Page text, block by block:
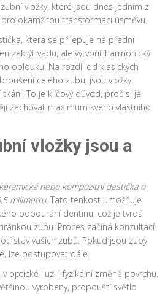
zubní vložky, které jsou dnes jedním z
okamžitou transformaci úsměvu.
která se přilepuje na přední
zakrýt vadu, ale vytvořit harmonický
oblouku. Na rozdíl od klasických
celého zubu, jsou vložky
To je klíčový důvod, proč si je
zachovat maximum svého vlastního
vložky jsou a
nebo kompozitní destička o
milimetru. Tato tenkost umožňuje
odbourání dentinu, což je tvrdá
zubu. Proces začíná konzultací
stav vašich zubů. Pokud jsou zuby
lze postupovat dále.
v optické iluzi i fyzikální změně povrchu.
vyrobeny, propouští světlo